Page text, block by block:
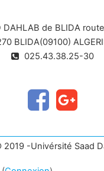
DAHLAB de BLIDA
BLIDA(09100)
025.43.38.25-30
-Univérsité Saad